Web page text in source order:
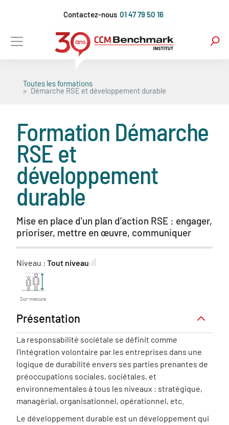
principal
Contactez-nous 01 47 79 50 16
Toutes les formations
Démarche RSE et développement durable
Formation Démarche
RSE et
développement
durable
Mise en place d'un plan d’action RSE : engager,
prioriser, mettre en œuvre, communiquer
Niveau : Tout niveau
Sur-mesure
Présentation
Présentation
La responsabilité sociétale se définit comme
l’intégration volontaire par les entreprises dans une
logique de durabilité envers ses parties prenantes de
préoccupations sociales, sociétales, et
environnementales à tous les niveaux : stratégique,
managérial, organisationnel, opérationnel, etc.
Le développement durable est un développement qui